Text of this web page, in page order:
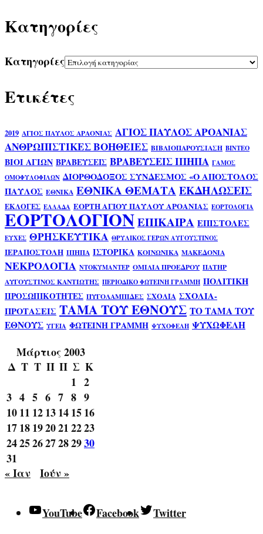
Kατηγορίες
Kατηγορίες
Ετικέτες
2019 ΑΓΙΟΣ ΠΑΥΛΟΣ ΑΡΑΟΝΙΑΣ ΑΓΙΟΣ ΠΑΥΛΟΣ ΑΡΟΑΝΙΑΣ
ΑΝΘΡΩΠΙΣΤΙΚΕΣ ΒΟΗΘΕΙΕΣ ΒΙΒΛΙΟΠΑΡΟΥΣΙΑΣΗ ΒΙΝΤΕΟ
ΒΙΟΙ ΑΓΙΩΝ ΒΡΑΒΕΥΣΕΙΣ ΒΡΑΒΕΥΣΕΙΣ ΙΠΗΠΑ ΓΑΜΟΣ
ΟΜΟΦΥΛΟΦΙΛΩΝ ΔΙΟΡΘΟΔΟΞΟΣ ΣΥΝΔΕΣΜΟΣ «Ο ΑΠΟΣΤΟΛΟΣ
ΠΑΥΛΟΣ ΕΘΝΙΚΑ ΕΘΝΙΚΑ ΘΕΜΑΤΑΕΚΔΗΛΩΣΕΙΣ
ΕΚΛΟΓΕΣ ΕΛΛΑΔΑ ΕΟΡΤΗ ΑΓΙΟΥ ΠΑΥΛΟΥ ΑΡΟΑΝΙΑΣ ΕΟΡΤΟΛΟΓΙΑ
ΕΟΡΤΟΛΟΓΙΟΝΕΠΙΚΑΙΡΑ ΕΠΙΣΤΟΛΕΣ
ΕΥΧΕΣ ΘΡΗΣΚΕΥΤΙΚΑ ΘΡΥΛΙΚΟΣ ΓΕΡΩΝ ΑΥΓΟΥΣΤΙΝΟΣ
ΙΕΡΑΠΟΣΤΟΛΗ ΙΠΗΠΑ ΙΣΤΟΡΙΚΑ ΚΟΙΝΩΝΙΚΑ ΜΑΚΕΔΟΝΙΑ
ΝΕΚΡΟΛΟΓΙΑ ΝΤΟΚΥΜΑΝΤΕΡ ΟΜΙΛΙΑ ΠΡΟΕΔΡΟΥ ΠΑΤΗΡ
ΑΥΓΟΥΣΤΙΝΟΣ ΚΑΝΤΙΩΤΗΣ ΠΕΡΙΟΔΙΚΟ ΦΩΤΕΙΝΗ ΓΡΑΜΜΗ ΠΟΛΙΤΙΚΗ
ΠΡΟΣΩΠΙΚΟΤΗΤΕΣ ΠΥΓΟΛΑΜΠΙΔΕΣ ΣΧΟΛΙΑ ΣΧΟΛΙΑ-
ΠΡΟΤΑΣΕΙΣ ΤΑΜΑ ΤΟΥ ΕΘΝΟΥΣ ΤΟ ΤΑΜΑ ΤΟΥ
ΕΘΝΟΥΣ ΥΓΕΙΑ ΦΩΤΕΙΝΗ ΓΡΑΜΜΗ ΨΥΧΟΦΕΛΗ ΨΥΧΩΦΕΛΗ
Μάρτιος 2003
Δ Τ Τ Π Π Σ Κ
1 2
3 4 5 6 7 8 9
1011 1213141516
17181920212223
24252627282930
31
« Ιαν
Ιούν »
YouTube Facebook Twitter